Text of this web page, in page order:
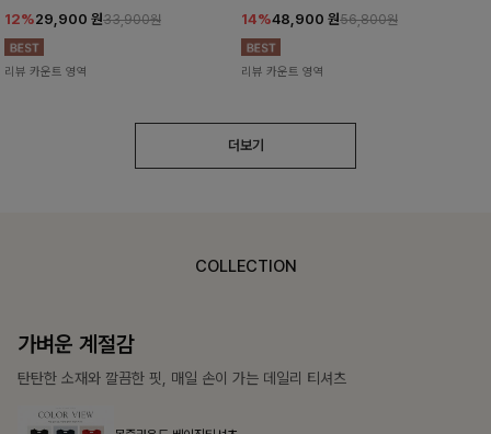
12%29,900 원33,900원
리뷰 카운트 영역
14%48,900 원56,800원
리뷰 카운트 영역
더보기
COLLECTION
가장 쉬운 코디
특별한 날부터 일상까지 함께하는 룩